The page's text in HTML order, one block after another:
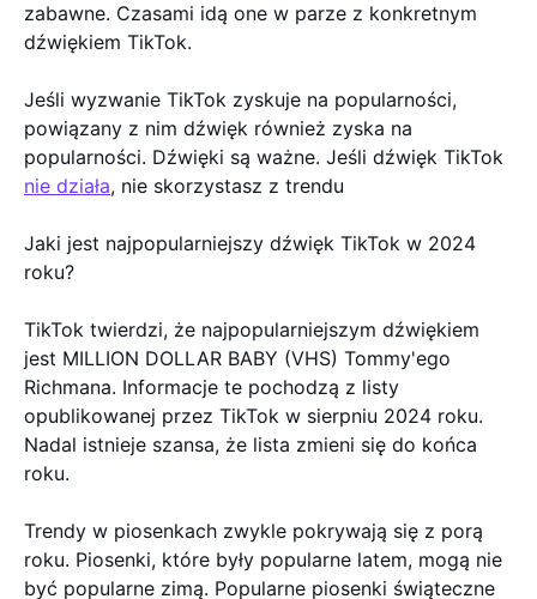
zabawne. Czasami idą one w parze z konkretnym
dźwiękiem TikTok.
Jeśli wyzwanie TikTok zyskuje na popularności,
powiązany z nim dźwięk również zyska na
popularności. Dźwięki są ważne. Jeśli dźwięk TikTok
nie działa, nie skorzystasz z trendu
Jaki jest najpopularniejszy dźwięk TikTok w 2024
roku?
TikTok twierdzi, że najpopularniejszym dźwiękiem
jest MILLION DOLLAR BABY (VHS) Tommy'ego
Richmana. Informacje te pochodzą z listy
opublikowanej przez TikTok w sierpniu 2024 roku.
Nadal istnieje szansa, że lista zmieni się do końca
roku.
Trendy w piosenkach zwykle pokrywają się z porą
roku. Piosenki, które były popularne latem, mogą nie
być popularne zimą. Popularne piosenki świąteczne